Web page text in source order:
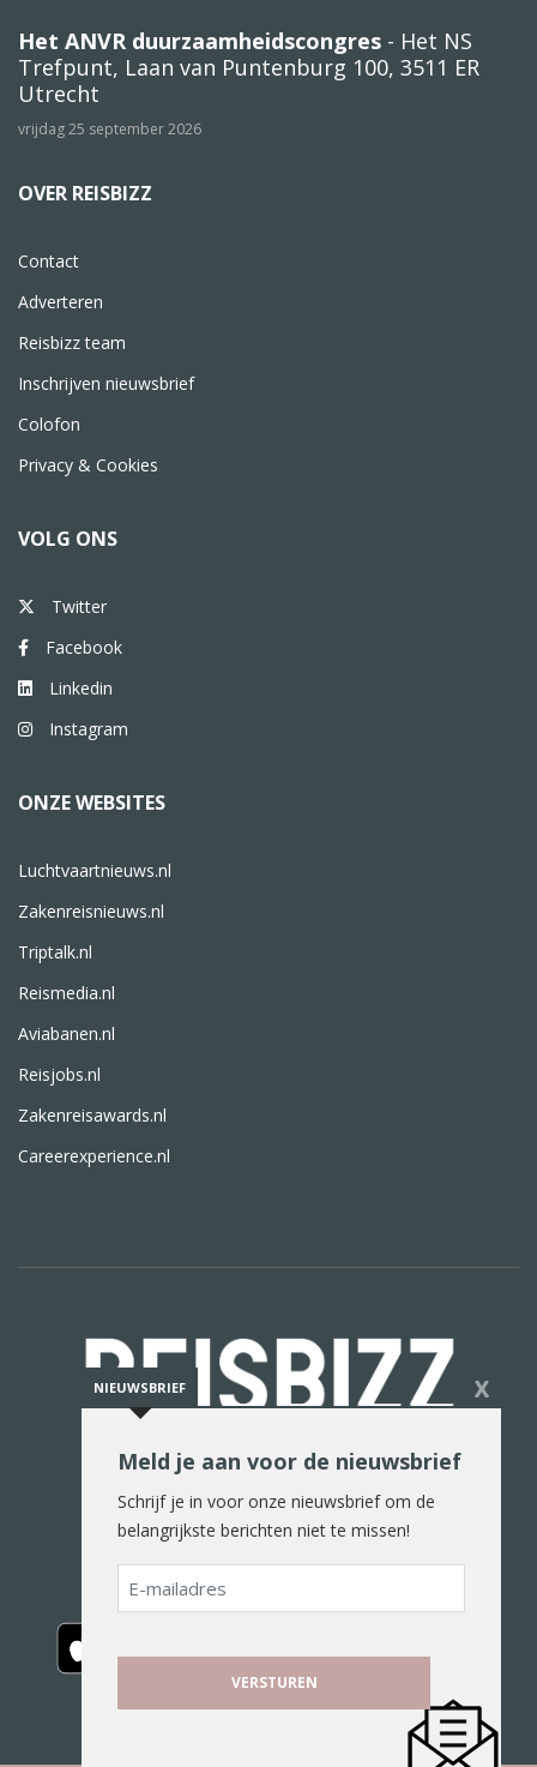
Het ANVR duurzaamheidscongres - Het NS
Trefpunt, Laan van Puntenburg 100, 3511 ER
Utrecht
vrijdag 25 september 2026
OVER REISBIZZ
Contact
Adverteren
Reisbizz team
Inschrijven nieuwsbrief
Colofon
Privacy & Cookies
VOLG ONS
Twitter
Facebook
Linkedin
Instagram
ONZE WEBSITES
Luchtvaartnieuws.nl
Zakenreisnieuws.nl
Triptalk.nl
Reismedia.nl
Aviabanen.nl
Reisjobs.nl
Zakenreisawards.nl
Careerexperience.nl
De reiswereld in woord en beeld
NIEUWSBRIEF X
Meld je aan voor de nieuwsbrief
Schrijf je in voor onze nieuwsbrief om de
belangrijkste berichten niet te missen!
E-
mailadres